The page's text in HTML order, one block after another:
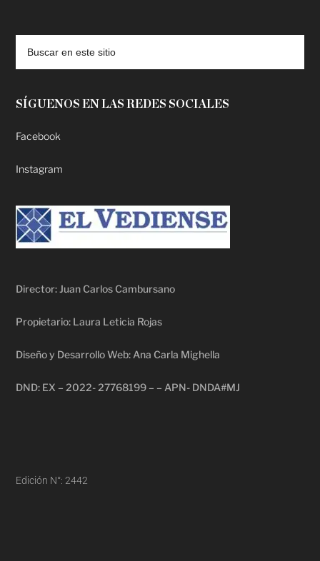
SÍGUENOS EN LAS REDES SOCIALES
Facebook
Instagram
Director: Juan Carlos Cambursano
Propietario: Laura Leticia Rojas
Diseño y Desarrollo Web: Ana Carla Mighella
DND: EX – 2022- 27768199 – – APN- DNDA#MJ
Edición N°: 2442